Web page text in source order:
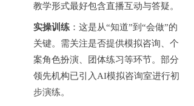
教学形式最好包含直播互动与答疑。
实操训练 ：这是从“知道”到“会做”的
关键。需关注是否提供模拟咨询、个
案角色扮演、团体练习等环节。部分
领先机构已引入AI模拟咨询室进行初
步演练。